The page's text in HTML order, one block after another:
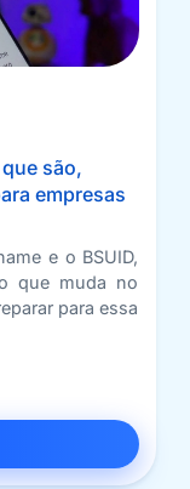
são,
empresas
e o BSUID,
que muda no
para essa